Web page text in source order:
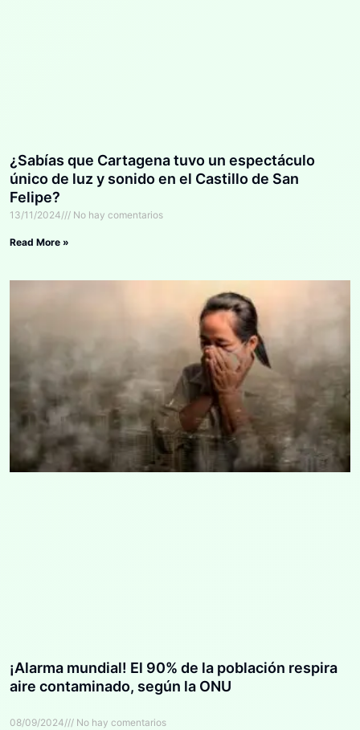
¿Sabías que Cartagena tuvo un espectáculo
único de luz y sonido en el Castillo de San
Felipe?
13/11/2024 No hay comentarios
Read More »
¡Alarma mundial! El 90% de la población respira
aire contaminado, según la ONU
08/09/2024 No hay comentarios